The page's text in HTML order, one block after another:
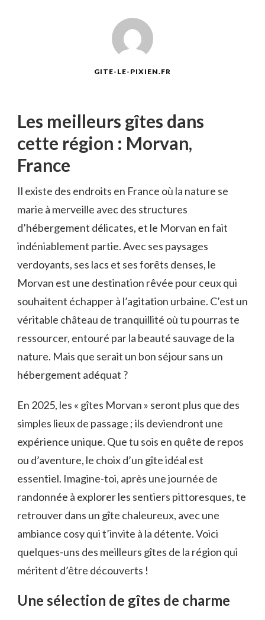
GITE-LE-PIXIEN.FR
Les meilleurs gîtes dans
cette région : Morvan,
France
Il existe des endroits en France où la nature se
marie à merveille avec des structures
d’hébergement délicates, et le Morvan en fait
indéniablement partie. Avec ses paysages
verdoyants, ses lacs et ses forêts denses, le
Morvan est une destination rêvée pour ceux qui
souhaitent échapper à l’agitation urbaine. C’est un
véritable château de tranquillité où tu pourras te
ressourcer, entouré par la beauté sauvage de la
nature. Mais que serait un bon séjour sans un
hébergement adéquat ?
En 2025, les « gîtes Morvan » seront plus que des
simples lieux de passage ; ils deviendront une
expérience unique. Que tu sois en quête de repos
ou d’aventure, le choix d’un gîte idéal est
essentiel. Imagine-toi, après une journée de
randonnée à explorer les sentiers pittoresques, te
retrouver dans un gîte chaleureux, avec une
ambiance cosy qui t’invite à la détente. Voici
quelques-uns des meilleurs gîtes de la région qui
méritent d’être découverts !
Une sélection de gîtes de charme